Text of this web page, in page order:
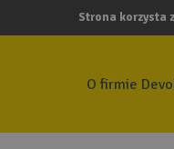
Strona korzysta
O firmie